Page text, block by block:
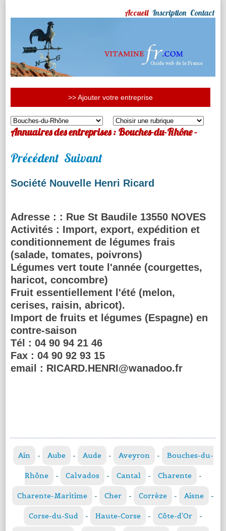
Accueil Inscription Contact
>> Ajouter votre entreprise
Annuaires des entreprises : Bouches-du-Rhône -
Précédent Suivant
Société Nouvelle Henri Ricard
Adresse : : Rue St Baudile 13550 NOVES
Activités : Import, export, expédition et
conditionnement de légumes frais
(salade, tomates, poivrons)
Légumes vert toute l'année (courgettes,
haricot, concombre)
Fruit essentiellement l'été (melon,
cerises, raisin, abricot).
Import de fruits et légumes (Espagne) en
contre-saison
Tél : 04 90 94 21 46
Fax : 04 90 92 93 15
email : RICARD.HENRI@wanadoo.fr
Ain - Aube - Aude - Aveyron - Bouches-du-
Rhône - Calvados - Cantal - Charente -
Charente-Maritime - Cher - Corrèze - Aisne -
Corse-du-Sud - Haute-Corse - Côte-d'Or -